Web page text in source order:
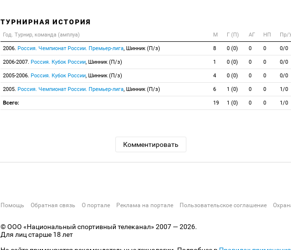
ТУРНИРНАЯ ИСТОРИЯ
Год. Турнир, команда (амплуа) М Г (П) АГ НП Пр/
2006. Россия. Чемпионат России. Премьер-лига, Шинник (П/з) 8 0 (0) 0 0 0/0
2006-2007. Россия. Кубок России, Шинник (П/з) 1 0 (0) 0 0 0/0
2005-2006. Россия. Кубок России, Шинник (П/з) 4 0 (0) 0 0 0/0
2005. Россия. Чемпионат России. Премьер-лига, Шинник (П/з) 6 1 (0) 0 0 1/0
Всего: 19 1 (0) 0 0 1/0
Комментировать
Помощь Обратная связь О портале Реклама на портале Пользовательское соглашение
© ООО «Национальный спортивный телеканал» 2007 — 2026.
Для лиц старше 18 лет